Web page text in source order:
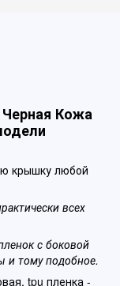
Черная Кожа
крышку любой
всех
с боковой
и тому подобное.
tpu пленка -